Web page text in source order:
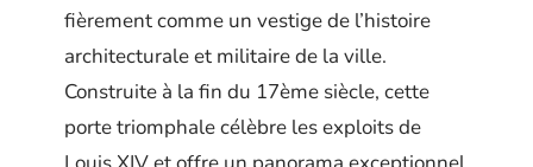
fièrement comme un vestige de l’histoire
architecturale et militaire de la ville.
Construite à la fin du 17ème siècle, cette
porte triomphale célèbre les exploits de